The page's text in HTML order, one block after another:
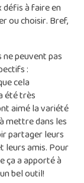
défis à faire en
ou choisir. Bref,
peuvent pas
:
cela
été très
aimé la variété
mettre dans les
partager leurs
leurs amis. Pour
ça a apporté à
bel outil!